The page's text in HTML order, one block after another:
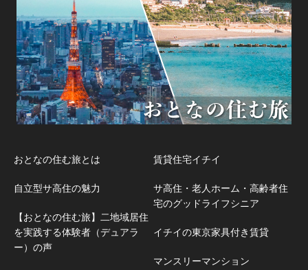
おとなの住む旅とは
自立型サ高住の魅力
【おとなの住む旅】二地域居住
を実践する体験者（デュアラ
ー）の声
賃貸住宅イチイ
サ高住・老人ホーム・高齢者住
宅のグッドライフシニア
イチイの東京家具付き賃貸
マンスリーマンション